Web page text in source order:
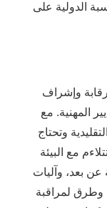
الدولية على
وإشراف
المهنية. مع
وتحتاج
مع البيئة
عن بعد، وآليات
وطرق لمراقبة